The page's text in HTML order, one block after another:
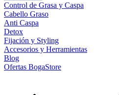
Control de Grasa y Caspa
Cabello Graso
Anti Caspa
Detox
Fijación y Styling
Accesorios y Herramientas
Blog
Ofertas BogaStore